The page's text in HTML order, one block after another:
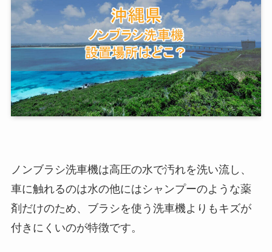
ノンブラシ洗車機は高圧の水で汚れを洗い流し、
車に触れるのは水の他にはシャンプーのような薬
剤だけのため、ブラシを使う洗車機よりもキズが
付きにくいのが特徴です。